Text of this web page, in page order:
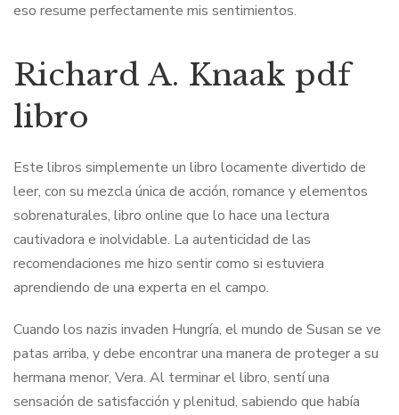
eso resume perfectamente mis sentimientos.
Richard A. Knaak pdf
libro
Este libros simplemente un libro locamente divertido de
leer, con su mezcla única de acción, romance y elementos
sobrenaturales, libro online​ que lo hace una lectura
cautivadora e inolvidable. La autenticidad de las
recomendaciones me hizo sentir como si estuviera
aprendiendo de una experta en el campo.
Cuando los nazis invaden Hungría, el mundo de Susan se ve
patas arriba, y debe encontrar una manera de proteger a su
hermana menor, Vera. Al terminar el libro, sentí una
sensación de satisfacción y plenitud, sabiendo que había